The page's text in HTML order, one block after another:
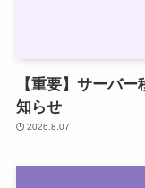
【重要】サーバ
知らせ
2026.8.07